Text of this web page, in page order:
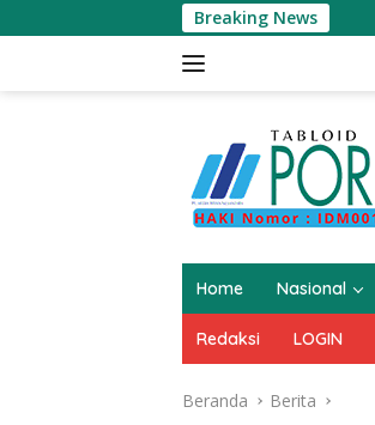
ke
Breaking News
Home Nasional
Redaksi LOGIN
Beranda Berita